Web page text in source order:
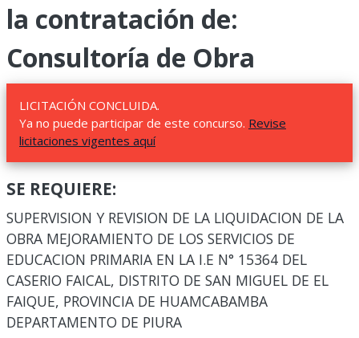
la contratación de:
Consultoría de Obra
LICITACIÓN CONCLUIDA.
Ya no puede participar de este concurso. Revise
licitaciones vigentes aquí
SE REQUIERE:
SUPERVISION Y REVISION DE LA LIQUIDACION DE LA
OBRA MEJORAMIENTO DE LOS SERVICIOS DE
EDUCACION PRIMARIA EN LA I.E N° 15364 DEL
CASERIO FAICAL, DISTRITO DE SAN MIGUEL DE EL
FAIQUE, PROVINCIA DE HUAMCABAMBA
DEPARTAMENTO DE PIURA